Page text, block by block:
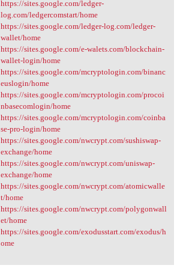
https://sites.google.com/ledger-
log.com/ledgercomstart/home
https://sites.google.com/ledger-log.com/ledger-
wallet/home
https://sites.google.com/e-walets.com/blockchain-
wallet-login/home
https://sites.google.com/mcryptologin.com/binanc
euslogin/home
https://sites.google.com/mcryptologin.com/procoi
nbasecomlogin/home
https://sites.google.com/mcryptologin.com/coinba
se-pro-login/home
https://sites.google.com/nwcrypt.com/sushiswap-
exchange/home
https://sites.google.com/nwcrypt.com/uniswap-
exchange/home
https://sites.google.com/nwcrypt.com/atomicwalle
t/home
https://sites.google.com/nwcrypt.com/polygonwall
et/home
https://sites.google.com/exodusstart.com/exodus/h
ome